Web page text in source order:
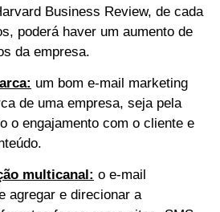
Business Review, de cada
poderá haver um aumento de
da empresa.
um bom e-mail marketing
de uma empresa, seja pela
o engajamento com o cliente e
multicanal: o e-mail
agregar e direcionar a